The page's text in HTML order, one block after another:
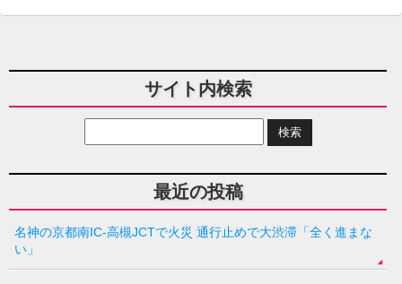
サイト内検索
最近の投稿
名神の京都南IC-高槻JCTで火災 通行止めで大渋滞「全く進まな
い」